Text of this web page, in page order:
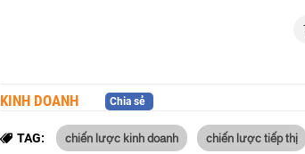
KINH DOANH Chia sẻ
TAG: chiến lược kinh doanh chiến lược tiếp thị